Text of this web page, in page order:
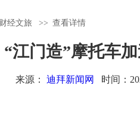
财经文旅 >> 查看详情
“江门造”摩托车
来源： 迪拜新闻网 时间：